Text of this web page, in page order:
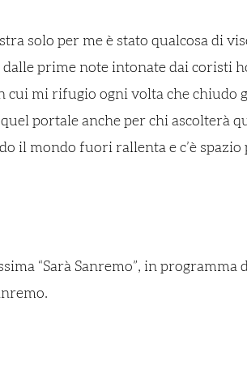
solo per me è stato qualcosa di
dalle prime note intonate dai coristi
cui mi rifugio ogni volta che chiudo
portale anche per chi ascolterà
il mondo fuori rallenta e c’è
“Sarà Sanremo”, in